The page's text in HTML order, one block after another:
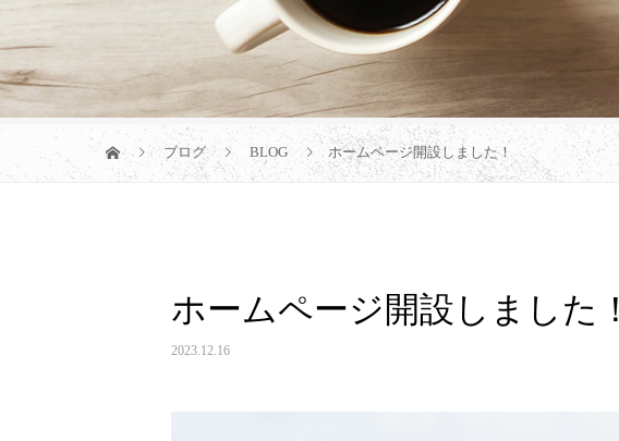
ブログ BLOG ホームページ開設しました！
ホームページ開設しました！
2023.12.16